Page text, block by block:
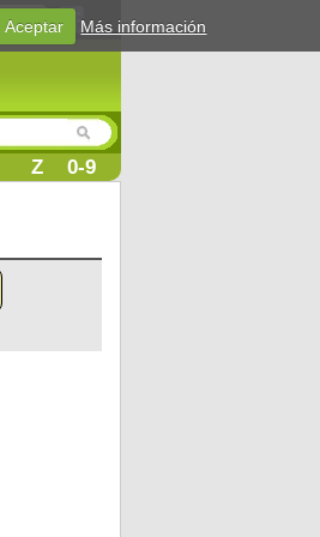
Login
Z 0-9
Aceptar Más información